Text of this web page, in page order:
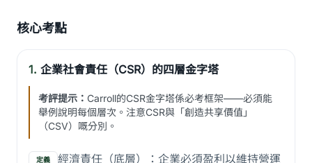
核心考點
1. 企業社會責任（CSR）的四層金字塔
考評提示： Carroll的CSR金字塔係必考框架——必須能
舉例說明每個層次。注意CSR與「創造共享價值」
（CSV）嘅分別。
定義 經濟責任（底層）：企業必須盈利以維持營運